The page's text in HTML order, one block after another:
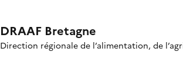
DRAAF Bretagne
Direction régionale de l’alimentation, de